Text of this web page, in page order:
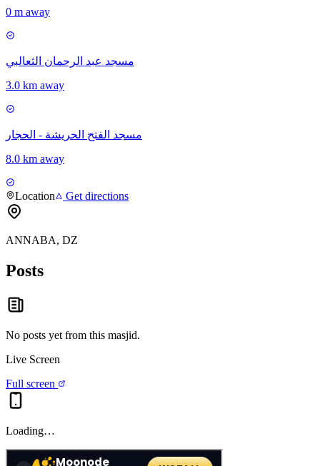
0 m away
مسجد عبد الرحمان الثعالبي
3.0 km away
مسجد الفتح الحريشة - الحجار
8.0 km away
Location Get directions
ANNABA, DZ
Posts
No posts yet from this masjid.
Live Screen
Full screen
Loading…